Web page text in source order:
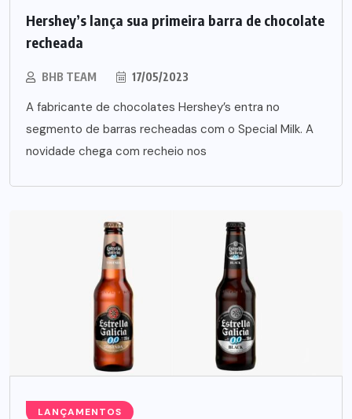
Hershey’s lança sua primeira barra de chocolate
recheada
BHB TEAM 17/05/2023
A fabricante de chocolates Hershey’s entra no
segmento de barras recheadas com o Special Milk. A
novidade chega com recheio nos
LANÇAMENTOS